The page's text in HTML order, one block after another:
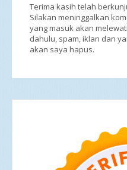
Terima kasih telah
Silakan meninggalkan
yang masuk akan
dahulu, spam, iklan dan
akan saya hapus.